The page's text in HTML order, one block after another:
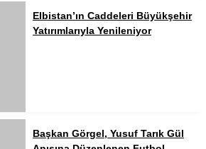
Elbistan’ın Caddeleri Büyükşehir
Yatırımlarıyla Yenileniyor
Başkan Görgel, Yusuf Tarık Gül